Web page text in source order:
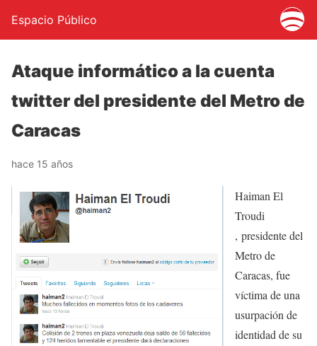
Espacio Público
Ataque informático a la cuenta
twitter del presidente del Metro de
Caracas
hace 15 años
Haiman El
Troudi
, presidente del
Metro de
Caracas, fue
víctima de una
usurpación de
identidad de su